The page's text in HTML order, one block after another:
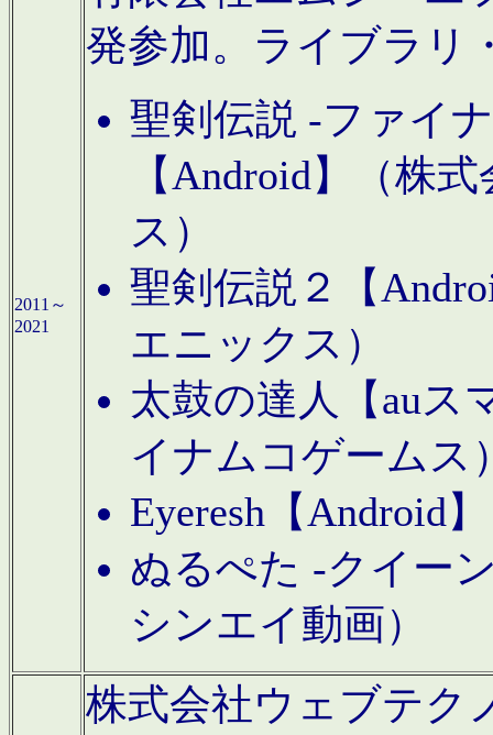
2011～
2021
発参加。ライブラリ
聖剣伝説 -ファイ
【Android】（株
ス）
聖剣伝説２【
エニックス）
太鼓の達人【auス
イナムコゲームス
Eyeresh【Android
ぬるぺた -クイー
シンエイ動画）
株式会社ウェブテク